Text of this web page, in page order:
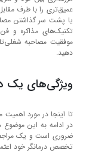
عمیق‌تری را با طرف
یا پشت سر گذاشتن
تکنیک‌های مذاکره و فن
موفقیت مصاحبه
دهید.
ویژگی‌های یک
تا اینجا در مورد
در ادامه به این
ضروری است و یک
تخصص درمانگر خود